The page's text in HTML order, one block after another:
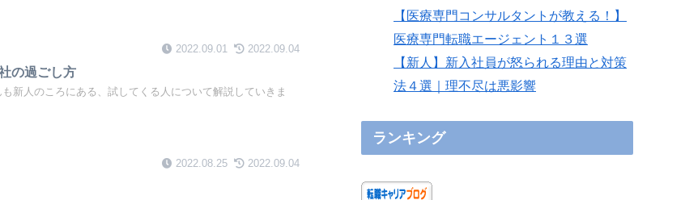
2022.09.01 2022.09.04
の過ごし方
新人のころにある、試してくる人について解説していきま
2022.08.25 2022.09.04
【医療専門コンサルタントが教える！】
医療専門転職エージェント１３選
【新人】新入社員が怒られる理由と対策
法４選｜理不尽は悪影響
ランキング